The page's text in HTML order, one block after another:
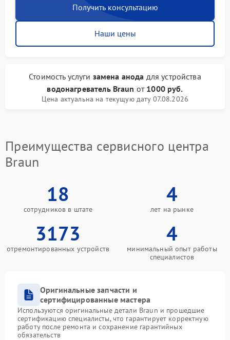
Получить консультацию
Наши цены
Стоимость услуги замена анода для устройства
водонагреватель Braun от 1000 руб.
Цена актуальна на текущую дату 07.08.2026
Преимущества сервисного центра
Braun
18
сотрудников в штате
4
лет на рынке
3173
отремонтированных устройств
4
минимальный опыт работы
специалистов
Оригинальные запчасти и
сертифицированные мастера
Используются оригинальные детали Braun и прошедшие
сертификацию специалисты, что гарантирует корректную
работу после ремонта и сохранение гарантийных
обязательств